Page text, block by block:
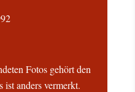
Fotos gehört den
ist anders vermerkt.